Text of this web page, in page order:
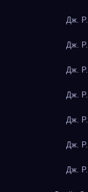
Дж.
Дж.
Дж.
Дж.
Дж.
Дж.
Дж.